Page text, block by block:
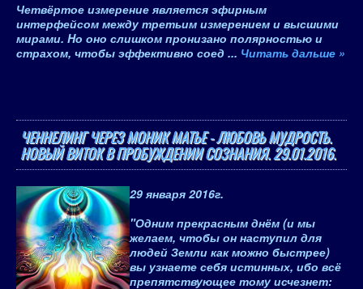
Четвёртое измерение является эфирным
интерфейсом между третьим измерением и высшими
мирами. Hо оно слишком пронизано полярностью и
страхом, чтобы эффективно соед ... Читать дальше »
ЧЕННЕЛИНГ ЧЕРЕЗ МОНИК МАТЬЕ - ЛЮБОВЬ МУДРОСТЬ.
НОВЫЙ ВИТОК В ПРОБУЖДЕНИИ СОЗНАНИЯ. 29.01.2016.
29 января 2016г.
"Одним прекрасным днём (и мы
желаем, чтобы он наступил для
людей Земли как можно быстрее)
вы узнаете себя истинных, ибо всё
препятствующее тому исчезнет: